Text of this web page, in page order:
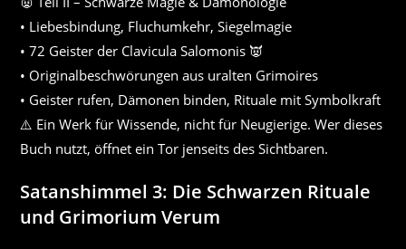
• Liebesbindung, Fluchumkehr, Siegelmagie
• 72 Geister der Clavicula Salomonis 👿
• Originalbeschwörungen aus uralten Grimoires
• Geister rufen, Dämonen binden, Rituale mit Symbolkraft
⚠️ Ein Werk für Wissende, nicht für Neugierige. Wer dieses
Buch nutzt, öffnet ein Tor jenseits des Sichtbaren.
Satanshimmel 3: Die Schwarzen Rituale
und Grimorium Verum